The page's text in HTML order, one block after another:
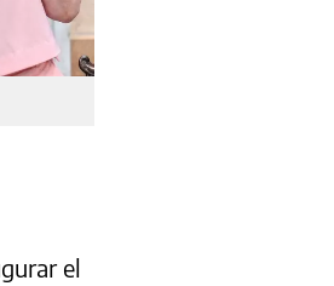
el